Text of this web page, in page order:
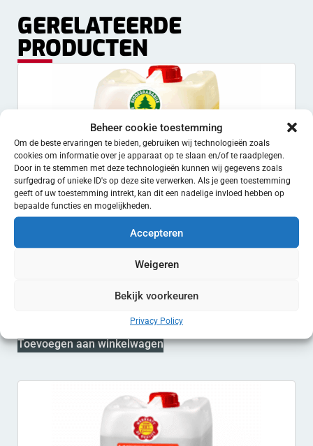
Beheer cookie toestemming
Om de beste ervaringen te bieden, gebruiken wij technologieën zoals
cookies om informatie over je apparaat op te slaan en/of te raadplegen.
Door in te stemmen met deze technologieën kunnen wij gegevens zoals
surfgedrag of unieke ID's op deze site verwerken. Als je geen toestemming
geeft of uw toestemming intrekt, kan dit een nadelige invloed hebben op
bepaalde functies en mogelijkheden.
Accepteren
Weigeren
Bekijk voorkeuren
Privacy Policy
GERELATEERDE
PRODUCTEN
Kimicar Chrome – Nanotech-Wax voor
Toevoegen aan winkelwagen